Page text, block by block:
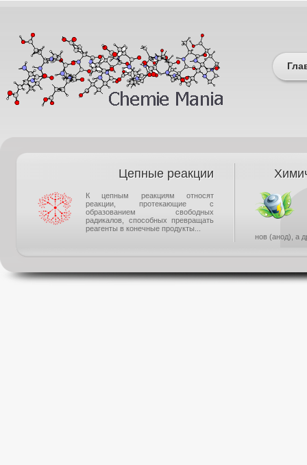
Цепные реакции
К цепным реакциям относят
реакции, протекающие с
образованием свободных
радикалов, способных превращать
реагенты в конечные продукты...
нов (анод), а